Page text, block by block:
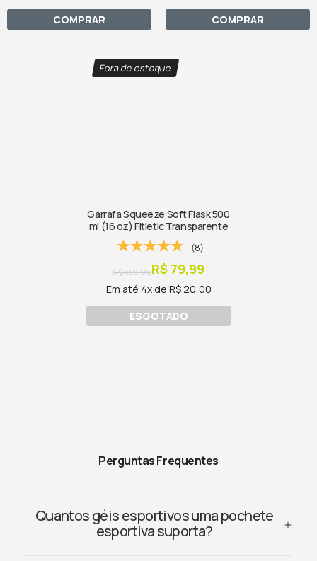
COMPRAR
COMPRAR
Fora de estoque
Garrafa Squeeze Soft Flask 500
ml (16 oz) Fitletic Transparente
(8)
R$ 79,99
R$ 139,99
Em até 4x de R$ 20,00
ESGOTADO
Perguntas Frequentes
Quantos géis esportivos uma pochete
esportiva suporta?